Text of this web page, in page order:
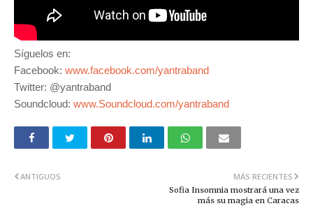
Síguelos en:
Facebook: www.facebook.com/yantraband
Twitter: @yantraband
Soundcloud: www.Soundcloud.com/yantraband
MÁS RECIENTES
Sofia Insomnia mostrará una vez
más su magia en Caracas
ANTIGUOS